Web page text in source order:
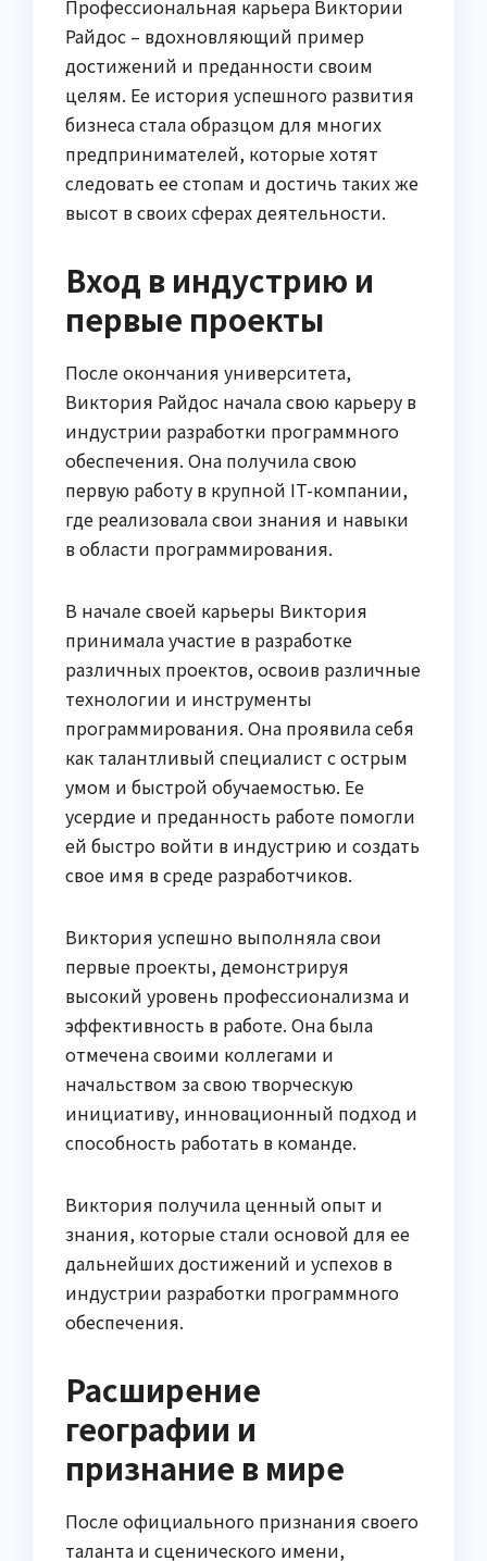
Профессиональная карьера Виктории
Райдос – вдохновляющий пример
достижений и преданности своим
целям. Ее история успешного развития
бизнеса стала образцом для многих
предпринимателей, которые хотят
следовать ее стопам и достичь таких же
высот в своих сферах деятельности.
Вход в индустрию и
первые проекты
После окончания университета,
Виктория Райдос начала свою карьеру в
индустрии разработки программного
обеспечения. Она получила свою
первую работу в крупной IT-компании,
где реализовала свои знания и навыки
в области программирования.
В начале своей карьеры Виктория
принимала участие в разработке
различных проектов, освоив различные
технологии и инструменты
программирования. Она проявила себя
как талантливый специалист с острым
умом и быстрой обучаемостью. Ее
усердие и преданность работе помогли
ей быстро войти в индустрию и создать
свое имя в среде разработчиков.
Виктория успешно выполняла свои
первые проекты, демонстрируя
высокий уровень профессионализма и
эффективность в работе. Она была
отмечена своими коллегами и
начальством за свою творческую
инициативу, инновационный подход и
способность работать в команде.
Виктория получила ценный опыт и
знания, которые стали основой для ее
дальнейших достижений и успехов в
индустрии разработки программного
обеспечения.
Расширение
географии и
признание в мире
После официального признания своего
таланта и сценического имени,